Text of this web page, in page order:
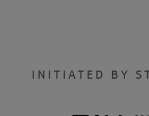
INITIATED BY